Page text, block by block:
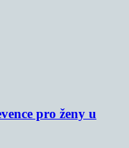
pro ženy u